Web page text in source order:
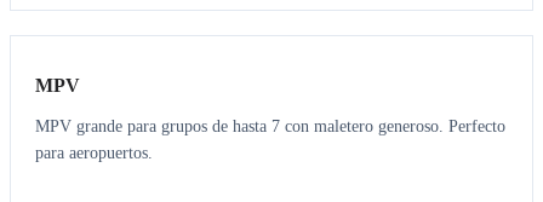
7 7
MPV
MPV grande para grupos de hasta 7 con maletero generoso. Perfecto
para aeropuertos.